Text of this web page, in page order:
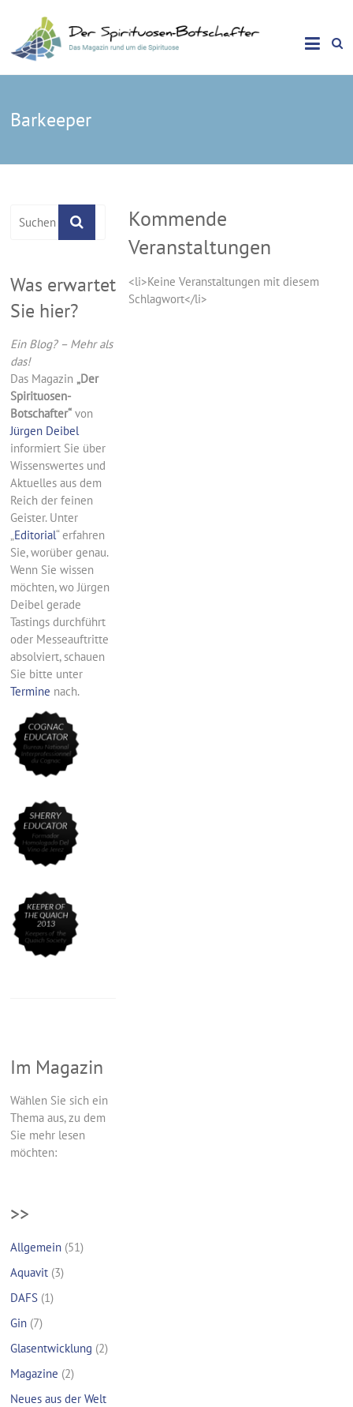
Spirituosen Botschafter
Barkeeper
Kommende
Veranstaltungen
<li>Keine Veranstaltungen mit diesem
Schlagwort</li>
Was erwartet
Sie hier?
Ein Blog? – Mehr als
das!
Das Magazin„Der
Spirituosen-
Botschafter“ von
Jürgen Deibel
informiert Sie über
Wissenswertes und
Aktuelles aus dem
Reich der feinen
Geister. Unter
„Editorial“ erfahren
Sie, worüber genau.
Wenn Sie wissen
möchten, wo Jürgen
Deibel gerade
Tastings durchführt
oder Messeauftritte
absolviert, schauen
Sie bitte unter
Termine nach.
Im Magazin
Wählen Sie sich ein
Thema aus, zu dem
Sie mehr lesen
möchten:
>>
Allgemein (51)
Aquavit (3)
DAFS (1)
Gin (7)
Glasentwicklung (2)
Magazine (2)
Neues aus der Welt